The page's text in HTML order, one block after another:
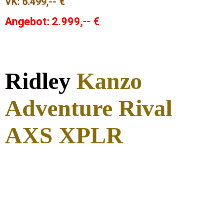
Angebot: 2.999,-- €
Ridley Kanzo
Adventure Rival
AXS XPLR